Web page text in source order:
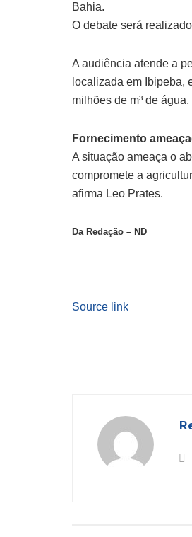
Bahia.
O debate será
A audiência atende a
localizada em Ibipeba,
milhões de m³ de
Fornecimento
A situação ameaça o
compromete a
afirma Leo Prates.
Da Redação – ND
Source link